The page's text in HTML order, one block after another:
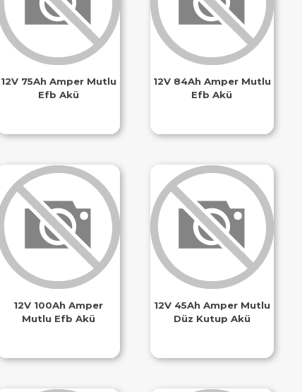
12V 75Ah Amper Mutlu
Efb Akü
12V 84Ah Amper Mutlu
Efb Akü
12V 100Ah Amper
Mutlu Efb Akü
12V 45Ah Amper Mutlu
Düz Kutup Akü